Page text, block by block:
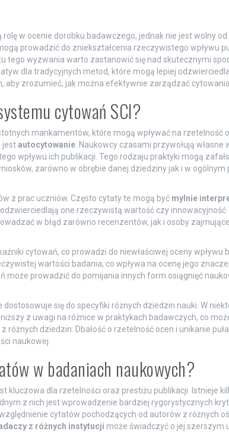
w ocenie dorobku badawczego, jednak nie jest wolny
prowadzić do zniekształcenia rzeczywistego wpływu
tego wyzwania warto zastanowić się nad skutecznymi
dla tradycyjnych metod, które mogą lepiej
aby zrozumieć, jak można efektywnie zarządzać
cytowań SCI?
mankamentów, które mogą wpływać na rzetelność
jestautocytowanie. Naukowcy czasami przywołują własne
wpływu ich publikacji. Tego rodzaju praktyki mogą
zarówno w obrębie danej dziedziny jak i w
z prac uczniów. Często cytaty te mogą być mylnie
one rzeczywistą wartość czy innowacyjność
w błąd zarówno recenzentów, jak i osoby
cytowań, co prowadzi do niewłaściwej oceny wpływu
wartości badania, co wpływa na ocenę jego
może prowadzić do pomijania innych form osiągnięć
się do specyfiki różnych dziedzin nauki. W
z uwagi na różnice w praktykach badawczych, co
różnych dziedzin. Dbałość o rzetelność ocen i unikanie
naukowej.
w badaniach naukowych?
kluczowa dla rzetelności oraz prestiżu publikacji. Istnieje
z nich jest wprowadzenie bardziej rygorystycznych
cytatów pochodzących od autorów z różnych
z różnych instytucji może świadczyć o jej szerszym